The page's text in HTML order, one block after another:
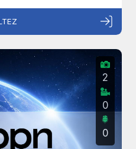
2
0
0